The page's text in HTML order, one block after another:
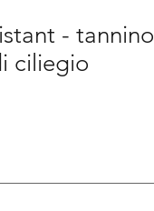
- tannino
ciliegio